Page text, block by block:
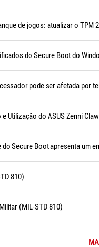
de jogos: atualizar o TPM
do Secure Boot do
pode ser afetada por
Utilização do ASUS Zenni Claw
Secure Boot apresenta um
810)
(MIL-STD 810)